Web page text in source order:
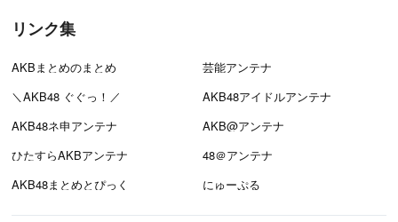
リンク集
AKBまとめのまとめ
芸能アンテナ
＼AKB48 ぐぐっ！／
AKB48アイドルアンテナ
AKB48ネ申アンテナ
AKB@アンテナ
ひたすらAKBアンテナ
48＠アンテナ
AKB48まとめとぴっく
にゅーぷる